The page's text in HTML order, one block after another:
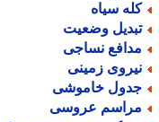
سیاه
وضعیت
نساجی
زمینی
خاموشی
عروسی